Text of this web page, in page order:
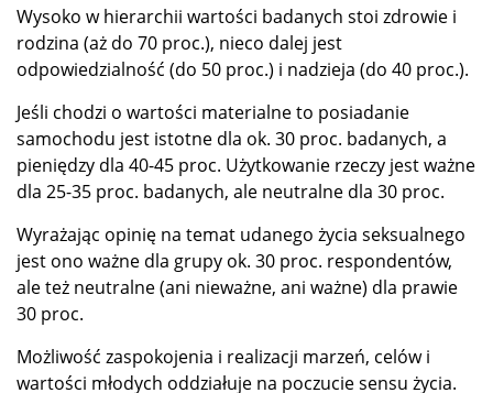
Wysoko w hierarchii wartości badanych stoi zdrowie i
rodzina (aż do 70 proc.), nieco dalej jest
odpowiedzialność (do 50 proc.) i nadzieja (do 40 proc.).
Jeśli chodzi o wartości materialne to posiadanie
samochodu jest istotne dla ok. 30 proc. badanych, a
pieniędzy dla 40-45 proc. Użytkowanie rzeczy jest ważne
dla 25-35 proc. badanych, ale neutralne dla 30 proc.
Wyrażając opinię na temat udanego życia seksualnego
jest ono ważne dla grupy ok. 30 proc. respondentów,
ale też neutralne (ani nieważne, ani ważne) dla prawie
30 proc.
Możliwość zaspokojenia i realizacji marzeń, celów i
wartości młodych oddziałuje na poczucie sensu życia.